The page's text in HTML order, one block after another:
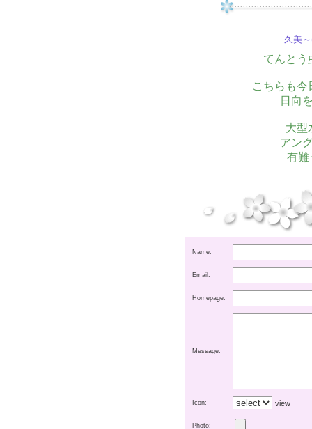
久美
てんと
こちらも今
日向
大型
アン
有難
Name:
Email:
Homepage:
Message:
Icon: view
Photo: